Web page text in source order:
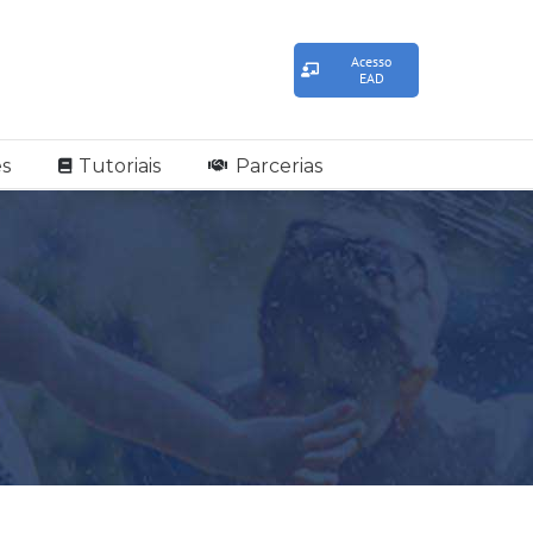
Acesso
EAD
Tutoriais Parcerias